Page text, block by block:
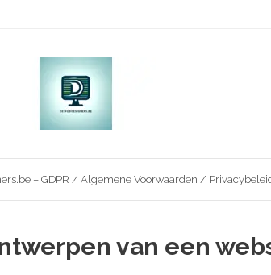
– GDPR / Algemene Voorwaarden /
van een